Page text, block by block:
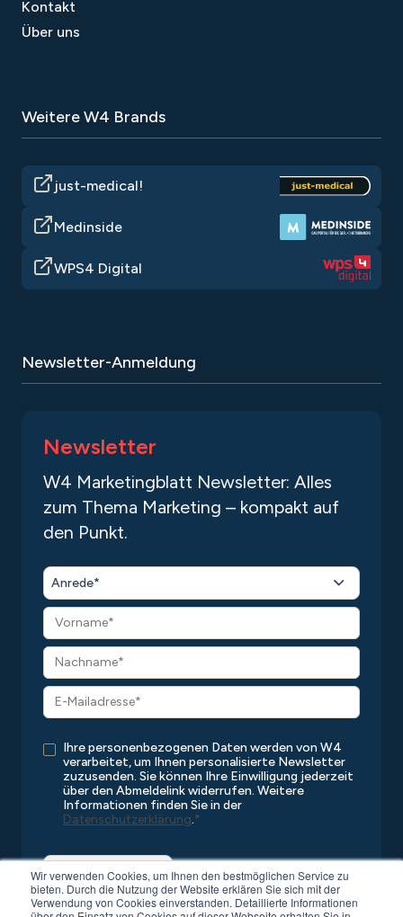
Wir verwenden Cookies, um Ihnen den bestmöglichen Service zu
bieten. Durch die Nutzung der Website erklären Sie sich mit der
Verwendung von Cookies einverstanden. Detaillierte Informationen
Kontakt
Über uns
Weitere W4 Brands
just-medical!
Medinside
WPS4 Digital
Newsletter-Anmeldung
Newsletter
W4 Marketingblatt Newsletter: Alles
zum Thema Marketing – kompakt auf
den Punkt.
Anrede*
Ihre personenbezogenen Daten werden von W4
verarbeitet, um Ihnen personalisierte Newsletter
zuzusenden. Sie können Ihre Einwilligung jederzeit
über den Abmeldelink widerrufen. Weitere
Informationen finden Sie in der
Datenschutzerklärung.*